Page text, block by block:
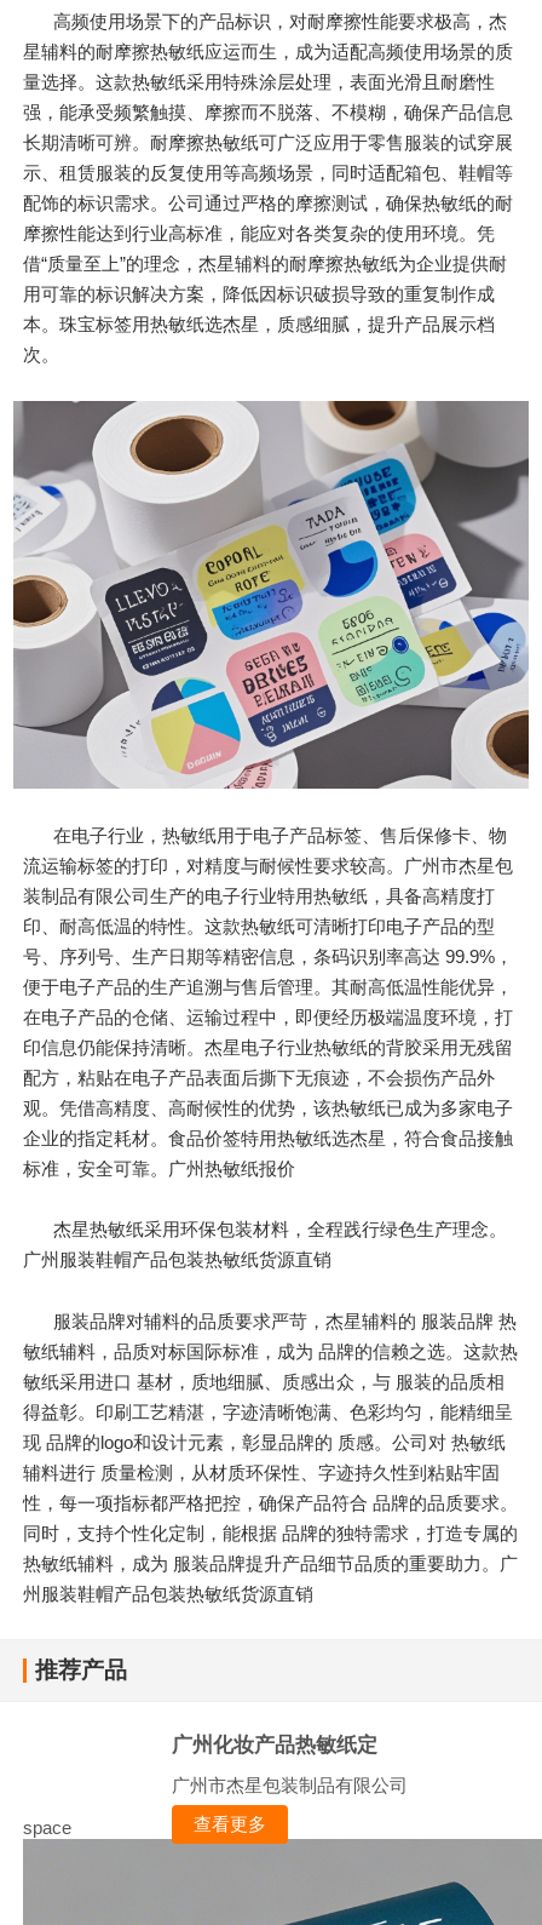
高频使用场景下的产品标识，对耐摩擦性能要求极高，杰
星辅料的耐摩擦热敏纸应运而生，成为适配高频使用场景的质
量选择。这款热敏纸采用特殊涂层处理，表面光滑且耐磨性
强，能承受频繁触摸、摩擦而不脱落、不模糊，确保产品信息
长期清晰可辨。耐摩擦热敏纸可广泛应用于零售服装的试穿展
示、租赁服装的反复使用等高频场景，同时适配箱包、鞋帽等
配饰的标识需求。公司通过严格的摩擦测试，确保热敏纸的耐
摩擦性能达到行业高标准，能应对各类复杂的使用环境。凭
借“质量至上”的理念，杰星辅料的耐摩擦热敏纸为企业提供耐
用可靠的标识解决方案，降低因标识破损导致的重复制作成
本。珠宝标签用热敏纸选杰星，质感细腻，提升产品展示档
次。
在电子行业，热敏纸用于电子产品标签、售后保修卡、物
流运输标签的打印，对精度与耐候性要求较高。广州市杰星包
装制品有限公司生产的电子行业特用热敏纸，具备高精度打
印、耐高低温的特性。这款热敏纸可清晰打印电子产品的型
号、序列号、生产日期等精密信息，条码识别率高达 99.9%，
便于电子产品的生产追溯与售后管理。其耐高低温性能优异，
在电子产品的仓储、运输过程中，即便经历极端温度环境，打
印信息仍能保持清晰。杰星电子行业热敏纸的背胶采用无残留
配方，粘贴在电子产品表面后撕下无痕迹，不会损伤产品外
观。凭借高精度、高耐候性的优势，该热敏纸已成为多家电子
企业的指定耗材。食品价签特用热敏纸选杰星，符合食品接触
标准，安全可靠。广州热敏纸报价
杰星热敏纸采用环保包装材料，全程践行绿色生产理念。
广州服装鞋帽产品包装热敏纸货源直销
服装品牌对辅料的品质要求严苛，杰星辅料的 服装品牌 热
敏纸辅料，品质对标国际标准，成为 品牌的信赖之选。这款热
敏纸采用进口 基材，质地细腻、质感出众，与 服装的品质相
得益彰。印刷工艺精湛，字迹清晰饱满、色彩均匀，能精细呈
现 品牌的logo和设计元素，彰显品牌的 质感。公司对 热敏纸
辅料进行 质量检测，从材质环保性、字迹持久性到粘贴牢固
性，每一项指标都严格把控，确保产品符合 品牌的品质要求。
同时，支持个性化定制，能根据 品牌的独特需求，打造专属的
热敏纸辅料，成为 服装品牌提升产品细节品质的重要助力。广
州服装鞋帽产品包装热敏纸货源直销
推荐产品
space
广州化妆产品热敏纸定
广州市杰星包装制品有限公司
查看更多